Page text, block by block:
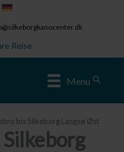
Reise
Menu
bis Silkeborg Langsø Øst